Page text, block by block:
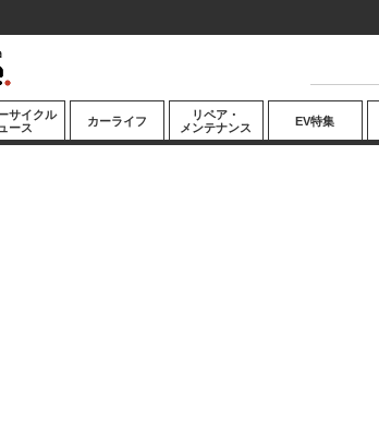
サイクル
ース
カーライフ
リペア・
メンテナンス
EV特集